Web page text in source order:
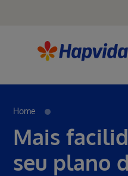
Home
Mais
seu plano